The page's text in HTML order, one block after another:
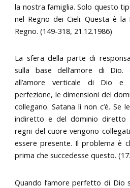
la nostra famiglia. Solo questo
nel Regno dei Cieli. Questa è
Regno. (149-318, 21.12.1986)
La sfera della parte di
sulla base dell’amore di Dio.
all’amore verticale di Dio
perfezione, le dimensioni del
collegano. Satana lì non c’è. Se
indiretto e del dominio diretto
regni del cuore vengono
essere presente. Il problema è
prima che succedesse questo.
Quando l’amore perfetto di Dio